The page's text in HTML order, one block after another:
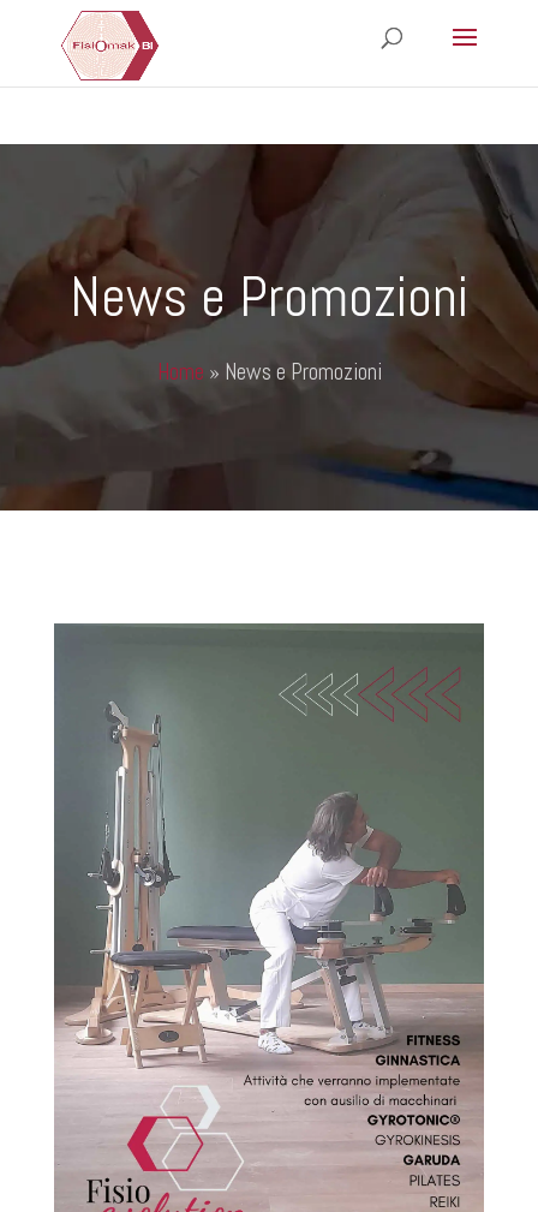
News e Promozioni
Home » News e Promozioni